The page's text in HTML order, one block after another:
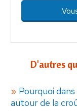
D'autres
Pourquoi
autour de la